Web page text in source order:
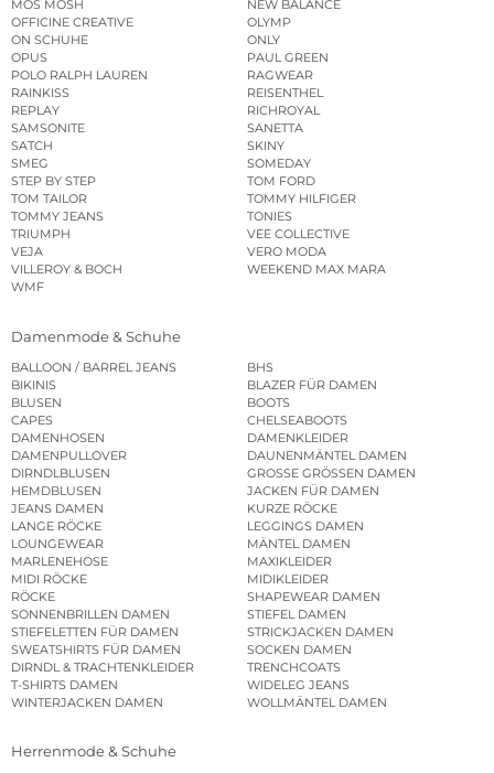
MOS MOSH
NEW BALANCE
OFFICINE CREATIVE
OLYMP
ON SCHUHE
ONLY
OPUS
PAUL GREEN
POLO RALPH LAUREN
RAGWEAR
RAINKISS
REISENTHEL
REPLAY
RICHROYAL
SAMSONITE
SANETTA
SATCH
SKINY
SMEG
SOMEDAY
STEP BY STEP
TOM FORD
TOM TAILOR
TOMMY HILFIGER
TOMMY JEANS
TONIES
TRIUMPH
VEE COLLECTIVE
VEJA
VERO MODA
VILLEROY & BOCH
WEEKEND MAX MARA
WMF
Damenmode & Schuhe
BALLOON / BARREL JEANS
BHS
BIKINIS
BLAZER FÜR DAMEN
BLUSEN
BOOTS
CAPES
CHELSEABOOTS
DAMENHOSEN
DAMENKLEIDER
DAMENPULLOVER
DAUNENMÄNTEL DAMEN
DIRNDLBLUSEN
GROSSE GRÖSSEN DAMEN
HEMDBLUSEN
JACKEN FÜR DAMEN
JEANS DAMEN
KURZE RÖCKE
LANGE RÖCKE
LEGGINGS DAMEN
LOUNGEWEAR
MÄNTEL DAMEN
MARLENEHOSE
MAXIKLEIDER
MIDI RÖCKE
MIDIKLEIDER
RÖCKE
SHAPEWEAR DAMEN
SONNENBRILLEN DAMEN
STIEFEL DAMEN
STIEFELETTEN FÜR DAMEN
STRICKJACKEN DAMEN
SWEATSHIRTS FÜR DAMEN
SOCKEN DAMEN
DIRNDL & TRACHTENKLEIDER
TRENCHCOATS
T-SHIRTS DAMEN
WIDELEG JEANS
WINTERJACKEN DAMEN
WOLLMÄNTEL DAMEN
Herrenmode & Schuhe